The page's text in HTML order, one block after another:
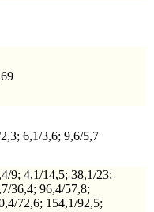
6,1/3,6; 9,6/5,7
9; 4,1/14,5; 38,1/23;
36,4; 96,4/57,8;
72,6; 154,1/92,5;